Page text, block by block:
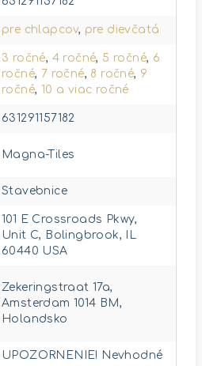
pre chlapcov, pre dievčatá
3 ročné, 4 ročné, 5 ročné, 6
ročné, 7 ročné, 8 ročné, 9
ročné, 10 a viac ročné
631291157182
Magna-Tiles
Stavebnice
101 E Crossroads Pkwy,
Unit C, Bolingbrook, IL
60440 USA
Zekeringstraat 17a,
Amsterdam 1014 BM,
Holandsko
UPOZORNENIE! Nevhodné